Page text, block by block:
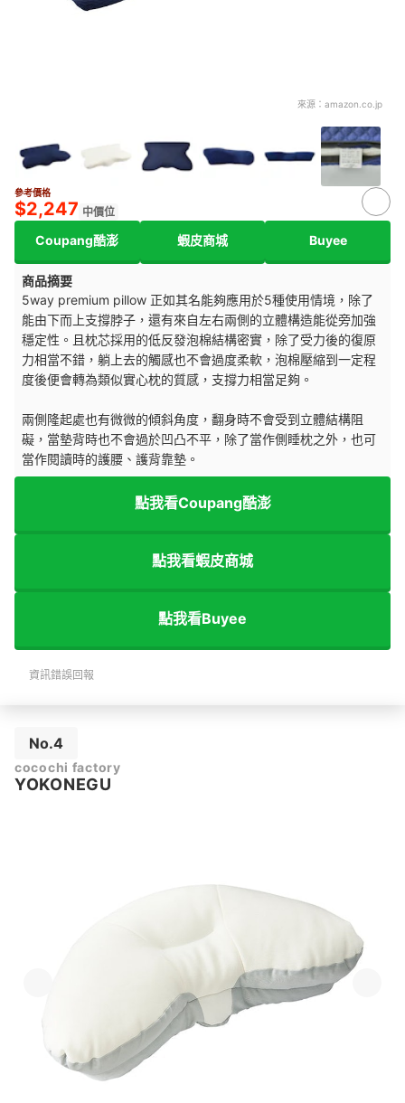
來源： amazon.co.jp
參考價格
$2,247 中價位
Coupang酷澎 蝦皮商城 Buyee
商品摘要
5way premium pillow 正如其名能夠應用於5種使用情境，除了
能由下而上支撐脖子，還有來自左右兩側的立體構造能從旁加強
穩定性。且枕芯採用的低反發泡棉結構密實，除了受力後的復原
力相當不錯，躺上去的觸感也不會過度柔軟，泡棉壓縮到一定程
度後便會轉為類似實心枕的質感，支撐力相當足夠。
兩側隆起處也有微微的傾斜角度，翻身時不會受到立體結構阻
礙，當墊背時也不會過於凹凸不平，除了當作側睡枕之外，也可
當作閱讀時的護腰、護背靠墊。
點我看Coupang酷澎
點我看蝦皮商城
點我看Buyee
資訊錯誤回報
No.4
cocochi factory
YOKONEGU